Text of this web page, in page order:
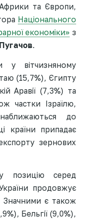
Африки та Європи,
Національного
економіки» з
.
у вітчизняному
(15,7%), Єгипту
Аравії (7,3%) та
частки Ізраїлю,
до
країни припадає
зернових
позицію серед
продовжує
Значними є також
Бельгії (9,0%),